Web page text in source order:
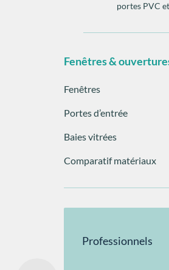
portes PVC
Fenêtres &
Fenêtres
Portes d’entrée
Baies vitrées
Comparatif matériaux
Professionnels